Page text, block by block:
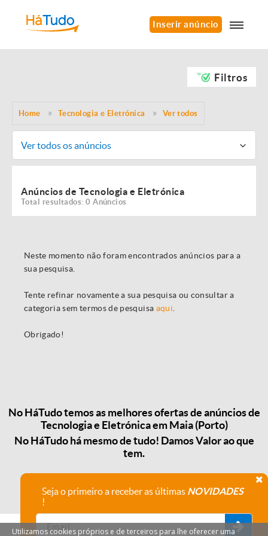
Inserir anúncio
Filtros
Home Tecnologia e Eletrónica Ver todos
Ver todos os anúncios
Anúncios de Tecnologia e Eletrónica
Total resultados: 0 Anúncios
Neste momento não foram encontrados anúncios para a
sua pesquisa.
Tente refinar novamente a sua pesquisa ou consultar a
categoria sem termos de pesquisa aqui
Obrigado!
No HáTudo temos as melhores ofertas de anúncios de
Tecnologia e Eletrónica em Maia (Porto)
No HáTudo há mesmo de tudo! Damos Valor ao que
tem.
Seja o primeiro a receber as últimas NOVIDADES
!
Utilizamos cookies próprios e de terceiros para lhe oferecer uma